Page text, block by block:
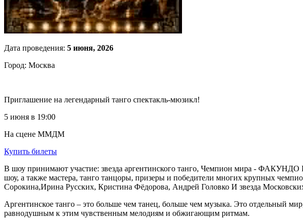
Дата проведения: 5 июня, 2026
Город: Москва
Приглашение на легендарный танго спектакль-мюзикл!
5 июня в 19:00
На сцене ММДМ
Купить билеты
В шоу принимают участие: звезда аргентинского танго, Чемпион мира -
шоу, а также мастера, танго танцоры, призеры и победители многих крупных
Сорокина,Ирина Русских, Кристина Фёдорова, Андрей Головко И звезда
Аргентинское танго – это больше чем танец, больше чем музыка. Это отдельный
равнодушным к этим чувственным мелодиям и обжигающим ритмам.